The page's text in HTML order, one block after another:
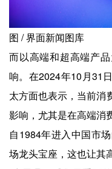
图 / 界面新闻图库
而以高端和超高端产
响。在2024年10月31
太方面也表示，当前消
影响，尤其是在高端消
自1984年进入中国市
场龙头宝座，这也让其